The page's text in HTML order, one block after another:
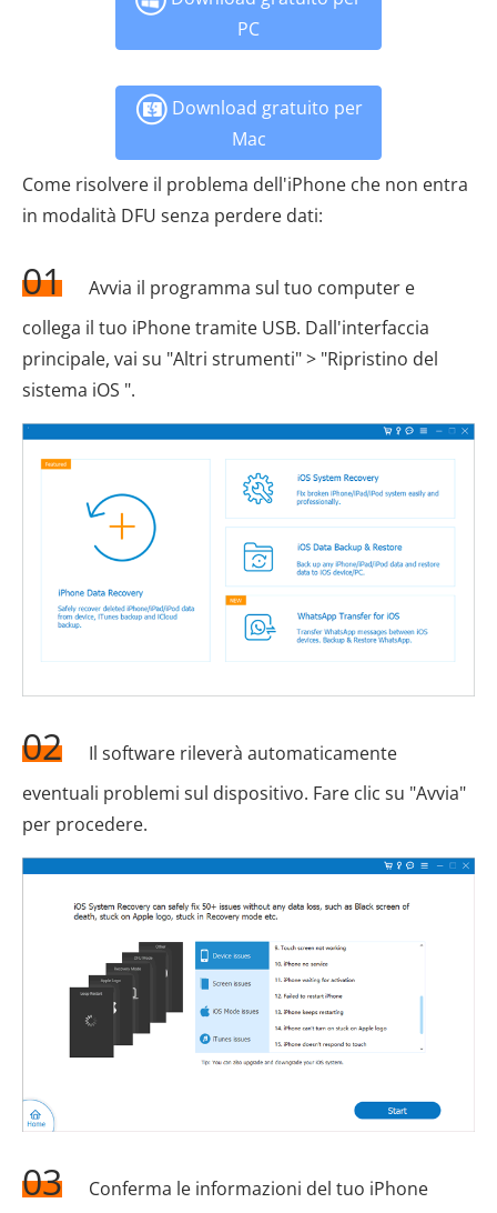
PC
Download gratuito per
Mac
Come risolvere il problema dell'iPhone che non entra
in modalità DFU senza perdere dati:
01
Avvia il programma sul tuo computer e
collega il tuo iPhone tramite USB. Dall'interfaccia
principale, vai su "Altri strumenti" > "Ripristino del
sistema iOS ".
02
Il software rileverà automaticamente
eventuali problemi sul dispositivo. Fare clic su "Avvia"
per procedere.
03 Conferma le informazioni del tuo iPhone